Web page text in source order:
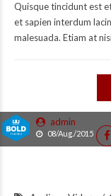
admin
08/Aug./2015
Quisque tincidunt est
et sapien interdum
malesuada. Etiam at